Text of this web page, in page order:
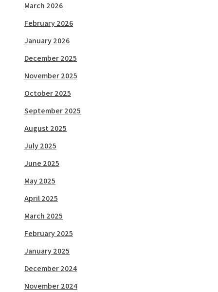
March 2026
February 2026
January 2026
December 2025
November 2025
October 2025
September 2025
August 2025
July 2025
June 2025
May 2025
April 2025
March 2025
February 2025
January 2025
December 2024
November 2024